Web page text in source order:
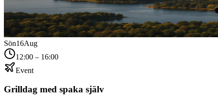
Sön16Aug
12:00 – 16:00
Event
Grilldag med spaka själv